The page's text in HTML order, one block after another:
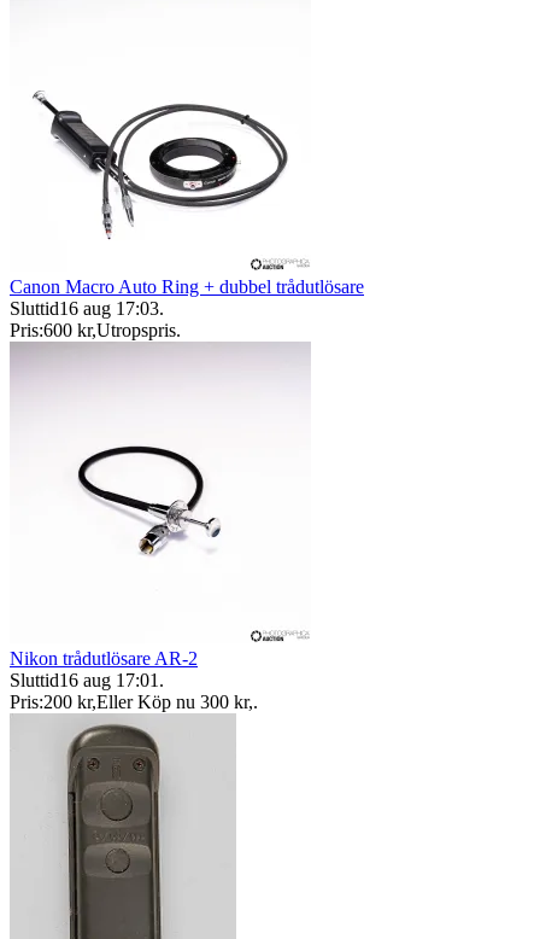
Canon Macro Auto Ring + dubbel trådutlösare
Sluttid16 aug 17:03.
Pris:600 kr,Utropspris.
Nikon trådutlösare AR-2
Sluttid16 aug 17:01 .
Pris:200 kr,Eller Köp nu 300 kr,.